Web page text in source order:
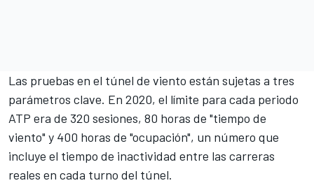
Las pruebas en el túnel de viento están sujetas a tres
parámetros clave. En 2020, el límite para cada periodo
ATP era de 320 sesiones, 80 horas de "tiempo de
viento" y 400 horas de "ocupación", un número que
incluye el tiempo de inactividad entre las carreras
reales en cada turno del túnel.